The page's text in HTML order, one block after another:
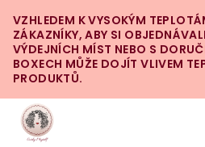
na
obsah
VZHLEDEM K VYSOKÝM
ZÁKAZNÍKY, ABY SI
VÝDEJNÍCH MÍST NEBO S
BOXECH MŮŽE DOJÍT VLIVEM
PRODUKTŮ.